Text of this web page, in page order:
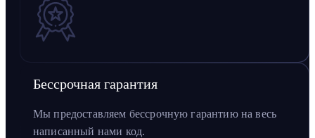
Бессрочная гарантия
Мы предоставляем бессрочную гарантию на весь
написанный нами код.